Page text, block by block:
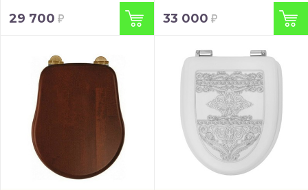
29 700 33 000